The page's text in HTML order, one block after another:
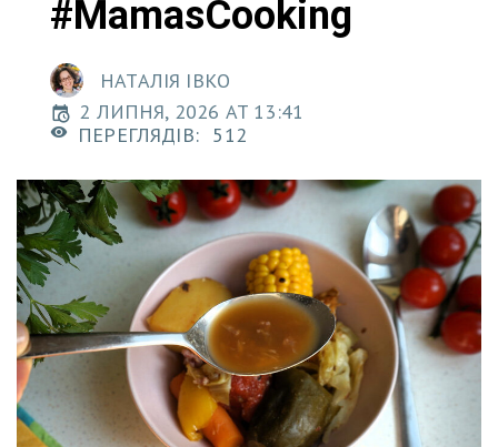
#MamasCooking
НАТАЛІЯ ІВКО
2 ЛИПНЯ, 2026 AT 13:41
ПЕРЕГЛЯДІВ: 512